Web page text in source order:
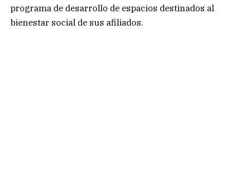
programa de desarrollo de espacios destinados al
bienestar social de sus afiliados.